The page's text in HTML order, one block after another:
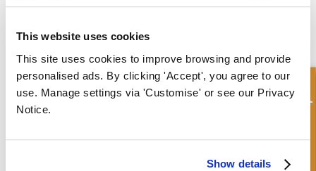
This website uses cookies
This site uses cookies to improve browsing and provide
personalised ads. By clicking 'Accept', you agree to our
use. Manage settings via 'Customise' or see our Privacy
Notice.
Show details
Horquilla Roscada con Pasador
Consulta rápida